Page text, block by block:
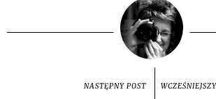
NASTĘPNY POST